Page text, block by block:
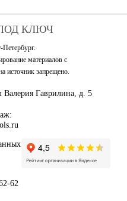
КЛЮЧ
Петербург.
материалов с
источник запрещено.
Валерия Гаврилина, д. 5
62